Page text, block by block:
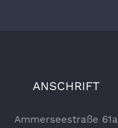
ANSCHRIFT
Ammerseestraße 61a